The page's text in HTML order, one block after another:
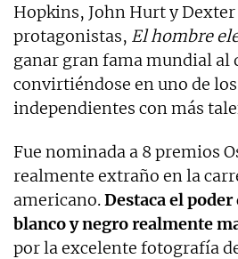
Hopkins, John Hurt y
protagonistas, El hombre
ganar gran fama mundial al
convirtiéndose en uno de
independientes con más
Fue nominada a 8 premios
realmente extraño en la
americano.Destaca el
blanco y negro realmente
por la excelente fotografía